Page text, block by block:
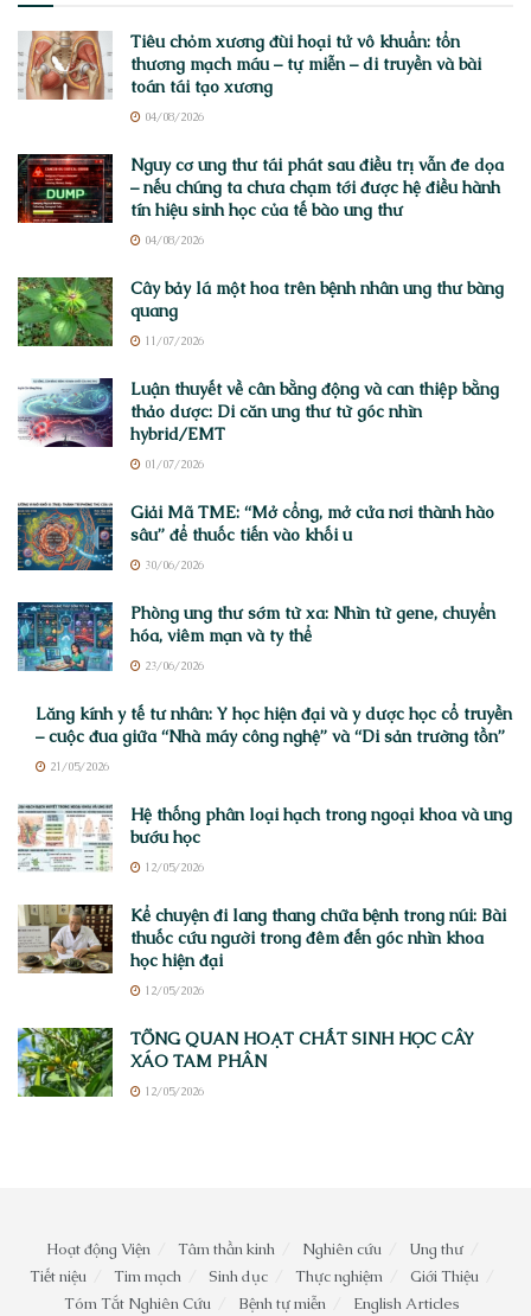
Tiêu chỏm xương đùi hoại tử vô khuẩn: tổn
thương mạch máu – tự miễn – di truyền và bài
toán tái tạo xương
04/08/2026
Nguy cơ ung thư tái phát sau điều trị vẫn đe dọa
– nếu chúng ta chưa chạm tới được hệ điều hành
tín hiệu sinh học của tế bào ung thư
04/08/2026
Cây bảy lá một hoa trên bệnh nhân ung thư bàng
quang
11/07/2026
Luận thuyết về cân bằng động và can thiệp bằng
thảo dược: Di căn ung thư từ góc nhìn
hybrid/EMT
01/07/2026
Giải Mã TME: “Mở cổng, mở cửa nơi thành hào
sâu” để thuốc tiến vào khối u
30/06/2026
Phòng ung thư sớm từ xa: Nhìn từ gene, chuyển
hóa, viêm mạn và ty thể
23/06/2026
Lăng kính y tế tư nhân: Y học hiện đại và y dược học cổ truyền
– cuộc đua giữa “Nhà máy công nghệ” và “Di sản trường tồn”
21/05/2026
Hệ thống phân loại hạch trong ngoại khoa và ung
bướu học
12/05/2026
Kể chuyện đi lang thang chữa bệnh trong núi: Bài
thuốc cứu người trong đêm đến góc nhìn khoa
học hiện đại
12/05/2026
TỔNG QUAN HOẠT CHẤT SINH HỌC CÂY
XÁO TAM PHÂN
12/05/2026
Hoạt động Viện Tâm thần kinh Nghiên cứu
Ung thư
Tiết niệu
Tim mạch Sinh dục Thực nghiệm
Giới Thiệu
Tóm Tắt Nghiên Cứu
Bệnh tự miễn English Articles